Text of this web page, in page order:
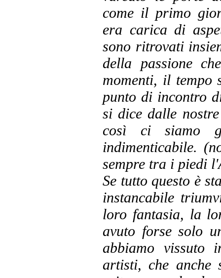
come il primo
era carica di
sono ritrovati
della passione
momenti, il tempo
punto di incontro
si dice dalle
così ci siamo
indimenticabile.
sempre tra i piedi
Se tutto questo è
instancabile
loro fantasia, la
avuto forse solo
abbiamo vissuto
artisti, che anche